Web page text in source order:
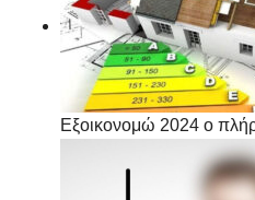
Εξοικονομώ 2024 ο